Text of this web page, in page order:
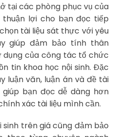
tại các phòng phục vụ của
lợi cho bạn đọc tiếp
tài liệu sát thực với yêu
giúp đảm bảo tính thân
dụng của công tác tổ chức
tin khoa học nội sinh. Đặc
luận văn, luận án và đề tài
bạn đọc dễ dàng hơn
xác tài liệu mình cần.
sinh trên giá cũng đảm bảo